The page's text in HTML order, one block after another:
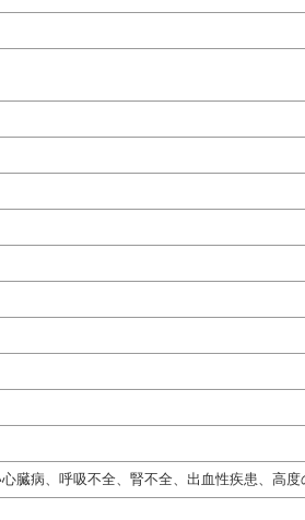
臓病、呼吸不全、腎不全、出血性疾患、高